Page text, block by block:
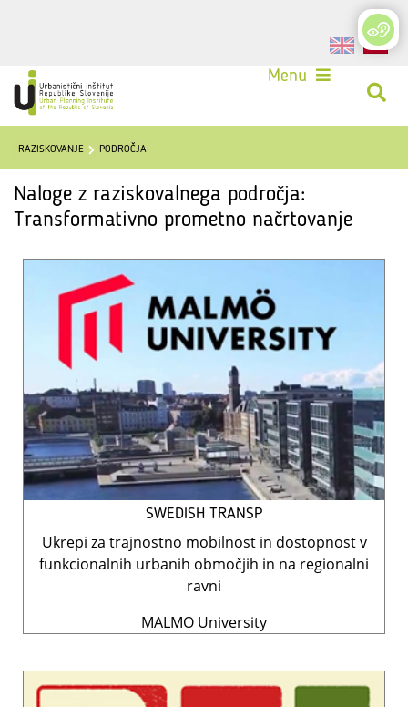
Login
Menu
RAZISKOVANJE PODROČJA
Naloge z raziskovalnega področja:
Transformativno prometno načrtovanje
SWEDISH TRANSP
Ukrepi za trajnostno mobilnost in dostopnost v
funkcionalnih urbanih območjih in na regionalni
ravni
MALMO University